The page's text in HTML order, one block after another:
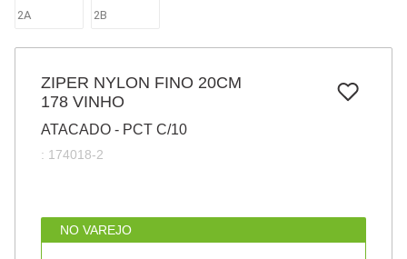
ZIPER NYLON FINO 20CM
178 VINHO
ATACADO - PCT C/10
: 174018-2
NO VAREJO
papel
cola
barbante